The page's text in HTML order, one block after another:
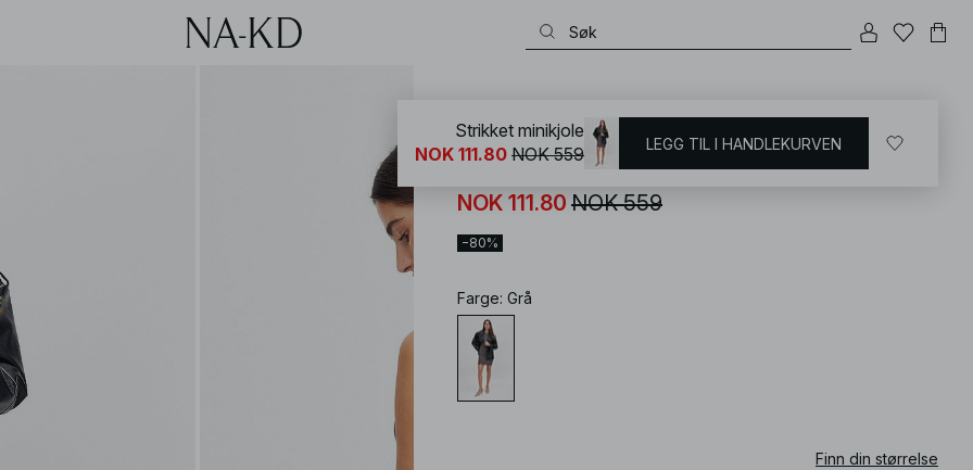
Strikket minikjole
NOK 111.80 NOK 559
−80%
Farge: Grå
Finn din størrelse
Strikket minikjole
NOK 111.80 NOK 559 LEGG TIL I HANDLEKURVEN